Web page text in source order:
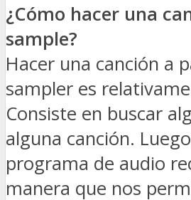
¿Cómo hacer una
sample?
Hacer una canción a
sampler es
Consiste en buscar
alguna canción.
programa de audio
manera que nos